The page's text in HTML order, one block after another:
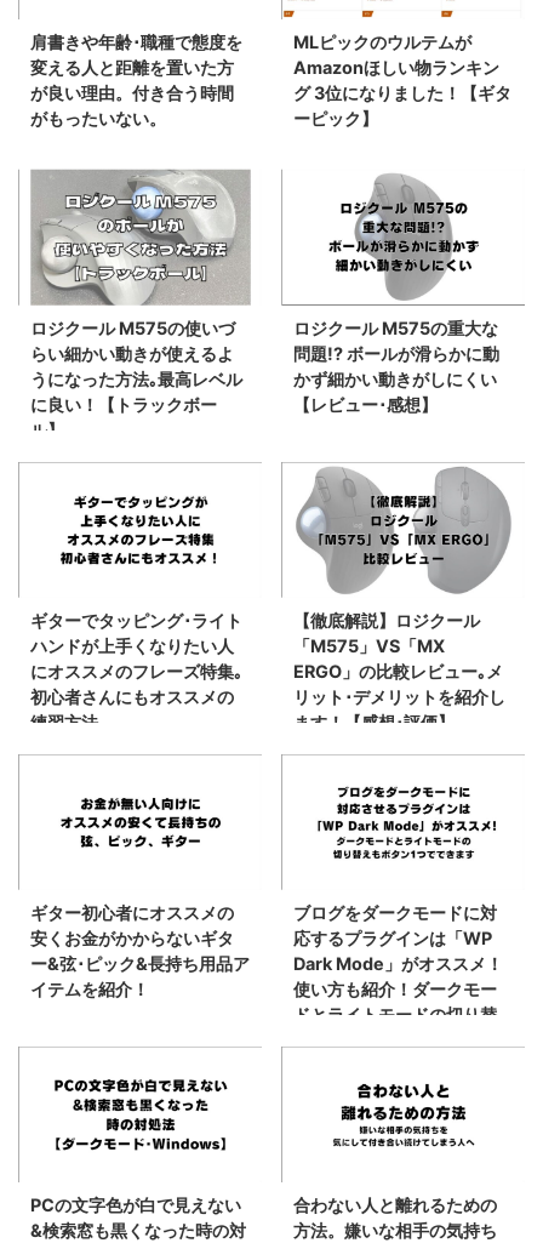
肩書きや年齢･職種で態度を
変える人と距離を置いた方
が良い理由。付き合う時間
がもったいない。
MLピックのウルテムが
Amazonほしい物ランキン
グ 3位になりました！【ギタ
ーピック】
ロジクール M575の使いづ
らい細かい動きが使えるよ
うになった方法｡最高レベル
に良い！【トラックボー
ル】
ロジクール M575の重大な
問題!? ボールが滑らかに動
かず細かい動きがしにくい
【レビュー･感想】
ギターでタッピング･ライト
ハンドが上手くなりたい人
にオススメのフレーズ特集｡
初心者さんにもオススメの
練習方法
【徹底解説】ロジクール
「M575」VS「MX
ERGO」の比較レビュー｡メ
リット･デメリットを紹介し
ます！【感想･評価】
ギター初心者にオススメの
安くお金がかからないギタ
ー&弦･ピック&長持ち用品ア
イテムを紹介！
ブログをダークモードに対
応するプラグインは「WP
Dark Mode」がオススメ！
使い方も紹介！ダークモー
ドとライトモードの切り替
PCの文字色が白で見えない
&検索窓も黒くなった時の対
合わない人と離れるための
方法。嫌いな相手の気持ち